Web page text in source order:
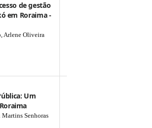
de gestão
em Roraima -
Arlene Oliveira
Um
Senhoras